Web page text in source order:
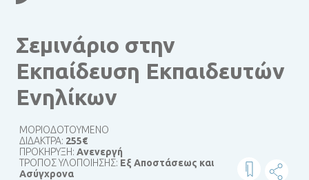
Σεμινάριο στην
Εκπαίδευση Εκπαιδευτών
Ενηλίκων
ΜΟΡΙΟΔΟΤΟΥΜΕΝΟ
ΔΙΔΑΚΤΡΑ: 255€
ΠΡΟΚΗΡΥΞΗ:Ανενεργή
ΤΡΟΠΟΣ ΥΛΟΠΟΙΗΣΗΣ: Εξ Αποστάσεως και
Ασύγχρονα